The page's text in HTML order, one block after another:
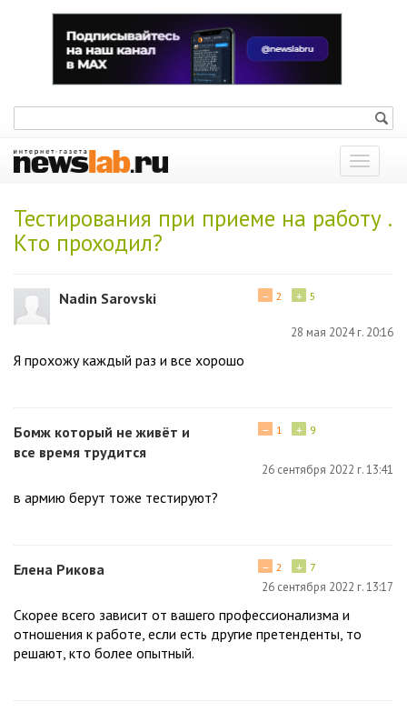
Показать
меню
Тестирования при приеме на работу .
Кто проходил?
Nadin Sarovski + 5
− 2
28 мая 2024 г. 20:16
Я прохожу каждый раз и все хорошо
Бомж который не живёт и
все время трудится
+ 9
− 1
26 сентября 2022 г. 13:41
в армию берут тоже тестируют?
Елена Рикова + 7
− 2
26 сентября 2022 г. 13:17
Скорее всего зависит от вашего профессионализма и
отношения к работе, если есть другие претенденты, то
решают, кто более опытный.